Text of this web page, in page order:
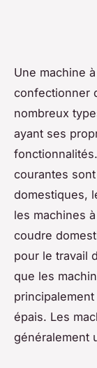
Une machine
confectionner
nombreux
ayant ses
courantes
domestiques,
les machines
coudre
pour le travail
que les
épais. Les
généralement